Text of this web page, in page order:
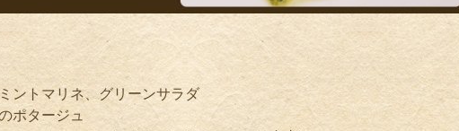
ントマリネ、グリーンサラダ
ポタージュ